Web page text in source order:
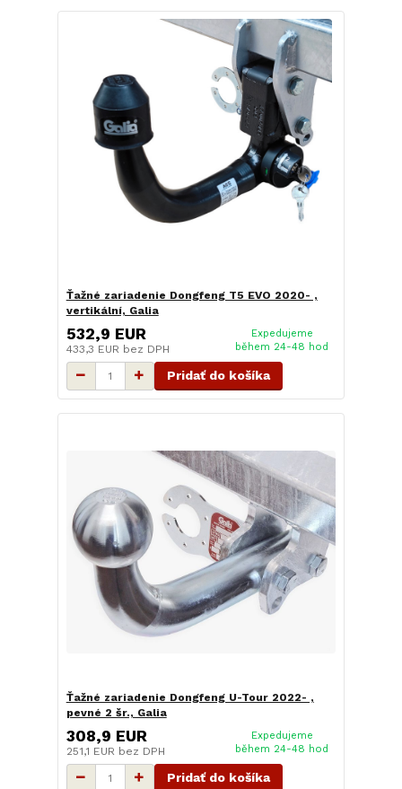
Ťažné zariadenie Dongfeng T5 EVO 2020- ,
vertikální, Galia
532,9 EUR
433,3 EUR bez DPH
Expedujeme
během 24-48 hod
Pridať do košíka
Ťažné zariadenie Dongfeng U-Tour 2022- ,
pevné 2 šr., Galia
308,9 EUR
251,1 EUR bez DPH
Expedujeme
během 24-48 hod
Pridať do košíka